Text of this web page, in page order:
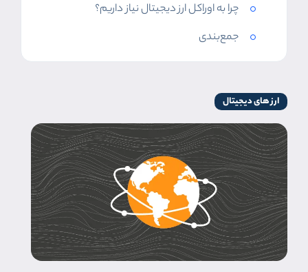
چرا به اوراکل ارز دیجیتال نیاز داریم؟
جمع‌بندی
ارز های دیجیتال